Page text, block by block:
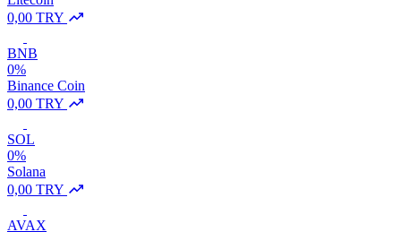
0,00 TRY
BNB
0%
Binance Coin
0,00 TRY
SOL
0%
Solana
0,00 TRY
AVAX